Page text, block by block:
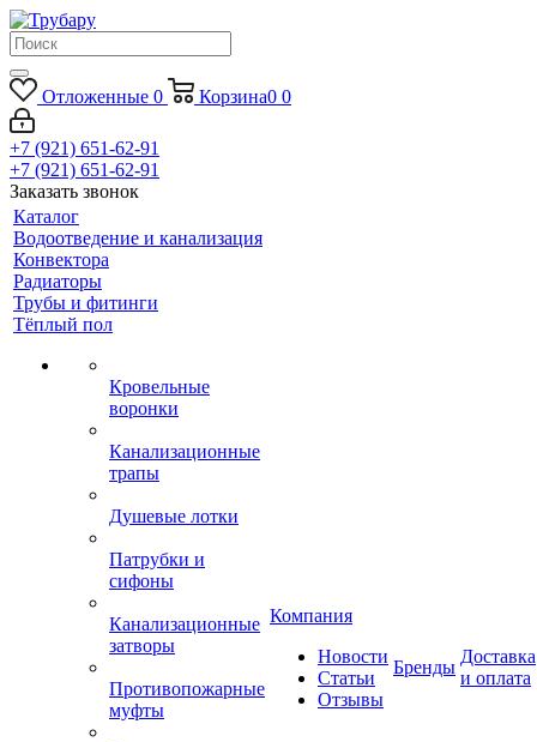
Отложенные 0 Корзина0 0
+7 (921) 651-62-91
+7 (921) 651-62-91
Заказать звонок
Каталог
Водоотведение и канализация
Конвектора
Радиаторы
Трубы и фитинги
Тёплый пол
Кровельные
воронки
Канализационные
трапы
Душевые лотки
Патрубки и
сифоны
Канализационные
затворы
Противопожарные
муфты
Компания
Новости
Статьи
Отзывы
Бренды
Доставка
и оплата